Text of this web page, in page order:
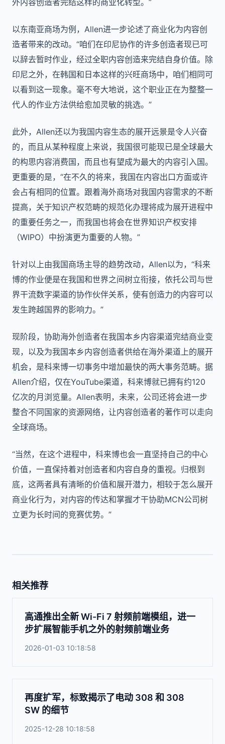
外内容创造者完结这样的商业化转型。”
以东南亚商场为例，Allen进一步论述了商业化为内容创
造者带来的改动。“咱们在印尼协作的许多创造者现已可
以辞去暂时作业，经过全职内容创造来完结自身价值。除
印尼之外，在韩国和日本这样的兴旺商场中，咱们相同可
以看到这一现象。毫不夸大地说，这个职业正在为整整一
代人的作业方法供给愈加灵敏的挑选。”
此外，Allen还以为我国内容生态的展开远景是令人兴奋
的，而且从某种程度上来说，我国很可能现已是全球最大
的构思内容消费国，而且也有望成为最大的内容引入国。
更重要的是，“在不久的将来，我国在内容出口方面或许
会占有相同的位置。跟着海外商场对我国内容需求的不断
提高，关于知识产权范畴的规范化办理将成为展开进程中
的重要任务之一，而我国也将会在世界知识产权安排
（WIPO）中扮演更为重要的人物。”
针对以上由我国商场主导的趋势改动，Allen以为，“科来
博的作业便是在我国和世界之间树立衔接，依托公司与世
界干流数字渠道的协作伙伴关系，使有创造力的内容可以
发生跨越国界的影响力。”
现阶段，协助海外创造者在我国本乡内容渠道完结商业变
现，以及为我国本乡内容创造者供给在海外渠道上的展开
机会，是科来博一切事务中增加最快的两大事务范畴。据
Allen介绍，仅在YouTube渠道，科来博就已拥有约120
亿次的月浏览量。Allen表明，未来，公司还将会进一步
整合不同国家的资源网络，让内容创造者的著作可以走向
全球商场。
“当然，在这个进程中，科来博也会一直坚持自己的中心
价值，一直保持着对创造者和内容自身的重视。归根到
底，这两者具有清晰的价值和展开潜力，相较于怎么展开
商业化行为，对内容的传达和掌握才干协助MCN公司树
立更为长时间的竞赛优势。”
相关推荐
高通推出全新 Wi-Fi 7 射频前端模组，进一
步扩展智能手机之外的射频前端业务
2026-01-03 10:18:58
再度扩军，标致揭示了电动 308 和 308
SW 的细节
2025-12-28 10:18:58